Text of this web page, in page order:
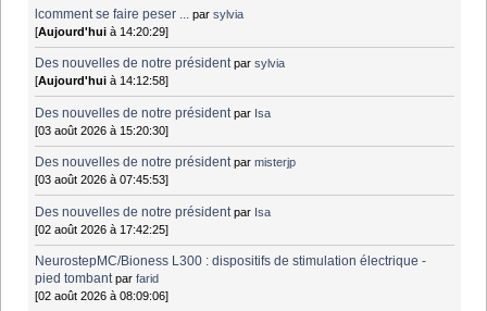
lcomment se faire peser ... parsylvia
[Aujourd'hui à 14:20:29]
Des nouvelles de notre président parsylvia
[Aujourd'hui à 14:12:58]
Des nouvelles de notre président par Isa
[03 août 2026 à 15:20:30]
Des nouvelles de notre président parmisterjp
[03 août 2026 à 07:45:53]
Des nouvelles de notre président par Isa
[02 août 2026 à 17:42:25]
NeurostepMC/Bioness L300 : dispositifs de stimulation électrique -
pied tombant parfarid
[02 août 2026 à 08:09:06]